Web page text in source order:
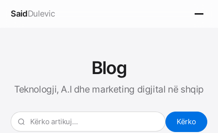
SaidDulevic
Blog
Teknologji, A.I dhe marketing digjital në shqip
Kërko